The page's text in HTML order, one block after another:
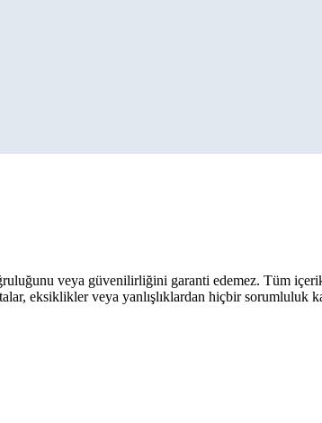
veya güvenilirliğini garanti edemez. Tüm içerik
eksiklikler veya yanlışlıklardan hiçbir sorumluluk